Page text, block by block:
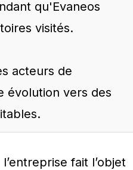
qu'Evaneos
visités.
acteurs de
évolution vers des
fait l’objet